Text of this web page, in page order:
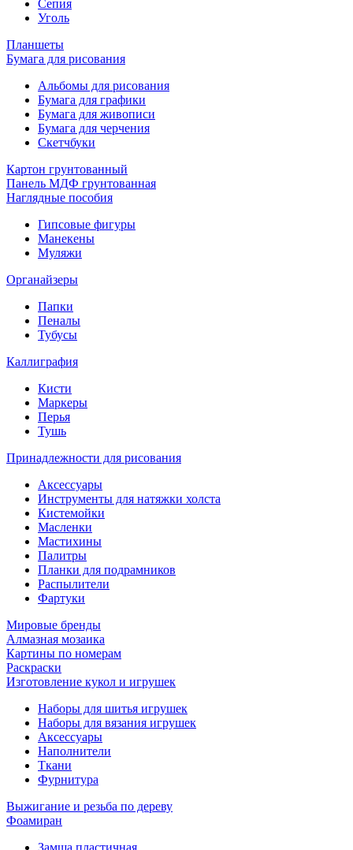
Сепия
Уголь
Планшеты
Бумага для рисования
Альбомы для рисования
Бумага для графики
Бумага для живописи
Бумага для черчения
Скетчбуки
Картон грунтованный
Панель МДФ грунтованная
Наглядные пособия
Гипсовые фигуры
Манекены
Муляжи
Органайзеры
Папки
Пеналы
Тубусы
Каллиграфия
Кисти
Маркеры
Перья
Тушь
Принадлежности для рисования
Аксессуары
Инструменты для натяжки холста
Кистемойки
Масленки
Мастихины
Палитры
Планки для подрамников
Распылители
Фартуки
Мировые бренды
Алмазная мозаика
Картины по номерам
Раскраски
Изготовление кукол и игрушек
Наборы для шитья игрушек
Наборы для вязания игрушек
Аксессуары
Наполнители
Ткани
Фурнитура
Выжигание и резьба по дереву
Фоамиран
Замша пластичная